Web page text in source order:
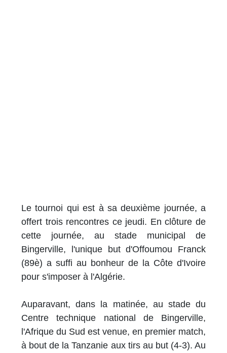
Le tournoi qui est à sa deuxième journée, a
offert trois rencontres ce jeudi. En clôture de
cette journée, au stade municipal de
Bingerville, l'unique but d'Offoumou Franck
(89è) a suffi au bonheur de la Côte d'Ivoire
pour s'imposer à l'Algérie.
Auparavant, dans la matinée, au stade du
Centre technique national de Bingerville,
l'Afrique du Sud est venue, en premier match,
à bout de la Tanzanie aux tirs au but (4-3). Au